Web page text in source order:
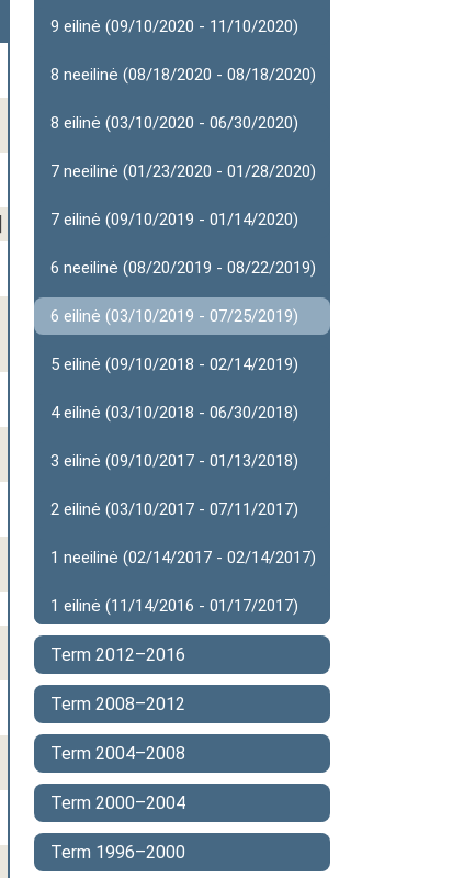
9 eilinė (09/10/2020 - 11/10/2020)
8 neeilinė (08/18/2020 - 08/18/2020)
8 eilinė (03/10/2020 - 06/30/2020)
7 neeilinė (01/23/2020 - 01/28/2020)
7 eilinė (09/10/2019 - 01/14/2020)
6 neeilinė (08/20/2019 - 08/22/2019)
6 eilinė (03/10/2019 - 07/25/2019)
5 eilinė (09/10/2018 - 02/14/2019)
4 eilinė (03/10/2018 - 06/30/2018)
3 eilinė (09/10/2017 - 01/13/2018)
2 eilinė (03/10/2017 - 07/11/2017)
1 neeilinė (02/14/2017 - 02/14/2017)
1 eilinė (11/14/2016 - 01/17/2017)
Term 2012–2016
Term 2008–2012
Term 2004–2008
Term 2000–2004
Term 1996–2000